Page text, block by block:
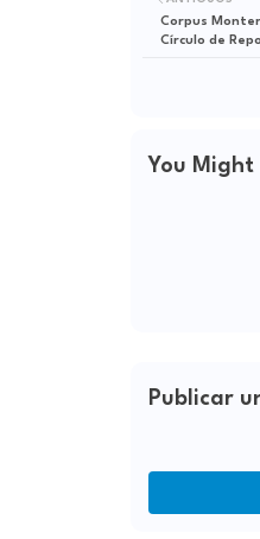
Corpus
Círculo de
You Might
Publicar